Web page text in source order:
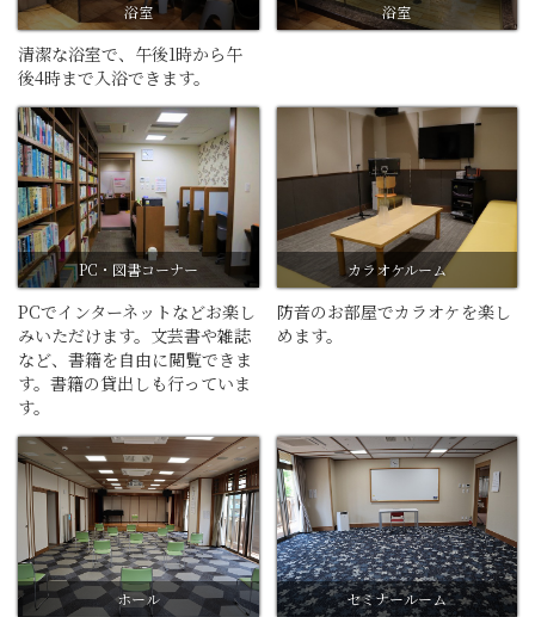
浴室
清潔な浴室で、午後1時から午
後4時まで入浴できます。
浴室
PC・図書コーナー
PCでインターネットなどお楽し
みいただけます。文芸書や雑誌
など、書籍を自由に閲覧できま
す。書籍の貸出しも行っていま
す。
カラオケルーム
防音のお部屋でカラオケを楽し
めます。
ホール セミナールーム